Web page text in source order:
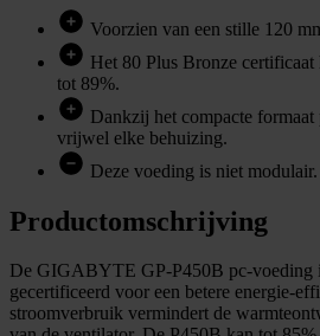
Voorzien van een stille 120
Het 80 Plus Bronze
tot 89%.
Dankzij het compacte formaat
vrijwel elke behuizing.
Deze voeding is niet modulair.
Productomschrijving
De GIGABYTE GP-P450B pc-voeding
gecertificeerd voor een betere energie-
stroomverbruik vermindert de